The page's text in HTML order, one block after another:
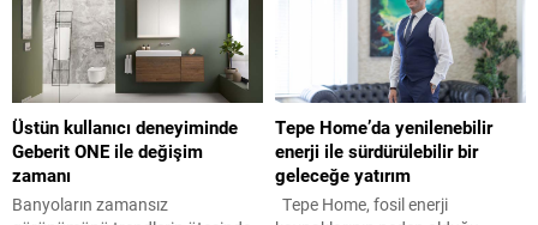
Üstün kullanıcı deneyiminde
Geberit ONE ile değişim
zamanı
Banyoların zamansız
Tepe Home’da yenilenebilir
enerji ile sürdürülebilir bir
geleceğe yatırım
Tepe Home, fosil enerji